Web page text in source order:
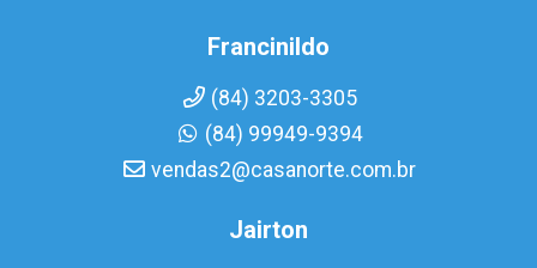
Francinildo
(84) 3203-3305
(84) 99949-9394
vendas2@casanorte.com.br
Jairton